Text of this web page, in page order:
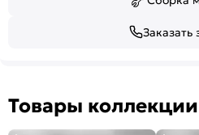
Заказать
Товары